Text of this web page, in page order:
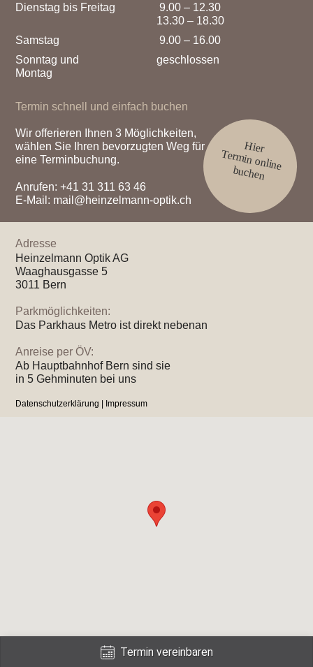
Dienstag bis Freitag
9.00 – 12.30
13.30 – 18.30
Samstag
9.00 – 16.00
Sonntag und
Montag
geschlossen
Hier
Termin online
buchen
Termin schnell und einfach buchen
Wir offerieren Ihnen 3 Möglichkeiten,
wählen Sie Ihren bevorzugten Weg für
eine Terminbuchung.
Anrufen:+41 31 311 63 46
E-Mail: mail@heinzelmann-optik.ch
Adresse
Heinzelmann Optik AG
Waaghausgasse 5
3011 Bern
Parkmöglichkeiten:
Das Parkhaus Metro ist direkt nebenan
Anreise per ÖV:
Ab Hauptbahnhof Bern sind sie
in 5 Gehminuten bei uns
Datenschutzerklärung | Impressum
Termin vereinbaren